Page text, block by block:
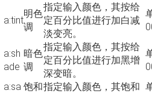
a:tint
明色
调
指定输入颜色，其按给
定百分比值进行加白减
淡变亮。
a:sh
ade
暗色
调
指定输入颜色，其按给
定百分比值进行加黑增
深变暗。
a:sa 饱和指定输入颜色，其饱和